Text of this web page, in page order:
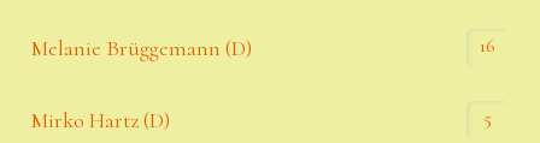
Melanie Brüggemann (D) 16
Mirko Hartz (D) 5